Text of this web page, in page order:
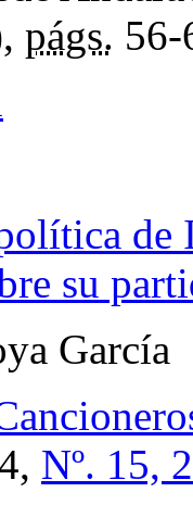
págs. 56-
de
su
García
Nº. 15,